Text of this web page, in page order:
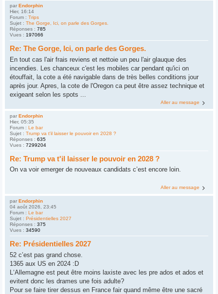
par Endorphin
Hier, 16:14
Forum : Trips
Sujet : The Gorge, Ici, on parle des Gorges.
Réponses : 785
Vues : 197066
Re: The Gorge, Ici, on parle des Gorges.
En tout cas l'air frais reviens et nettoie un peu l'air glauque des
incendies. Les chanceux c'est les mobiles car pendant qu'ici on
étouffait, la cote a été navigable dans de très belles conditions jour
après jour. Apres, la cote de l'Oregon ca peut être assez technique et
exigeant selon les spots ...
Aller au message
par Endorphin
Hier, 05:35
Forum : Le bar
Sujet : Trump va t'il laisser le pouvoir en 2028 ?
Réponses : 635
Vues : 7299204
Re: Trump va t'il laisser le pouvoir en 2028 ?
On va voir emerger de nouveaux candidats c’est encore loin.
Aller au message
par Endorphin
04 août 2026, 23:45
Forum : Le bar
Sujet : Présidentielles 2027
Réponses : 375
Vues : 34590
Re: Présidentielles 2027
52 c’est pas grand chose.
1365 aux US en 2024 :D
L‘Allemagne est peut être moins laxiste avec les pre ados et ados et
evitent donc les drames une fois adulte?
Pour se faire tirer dessus en France fair quand même être une sacré